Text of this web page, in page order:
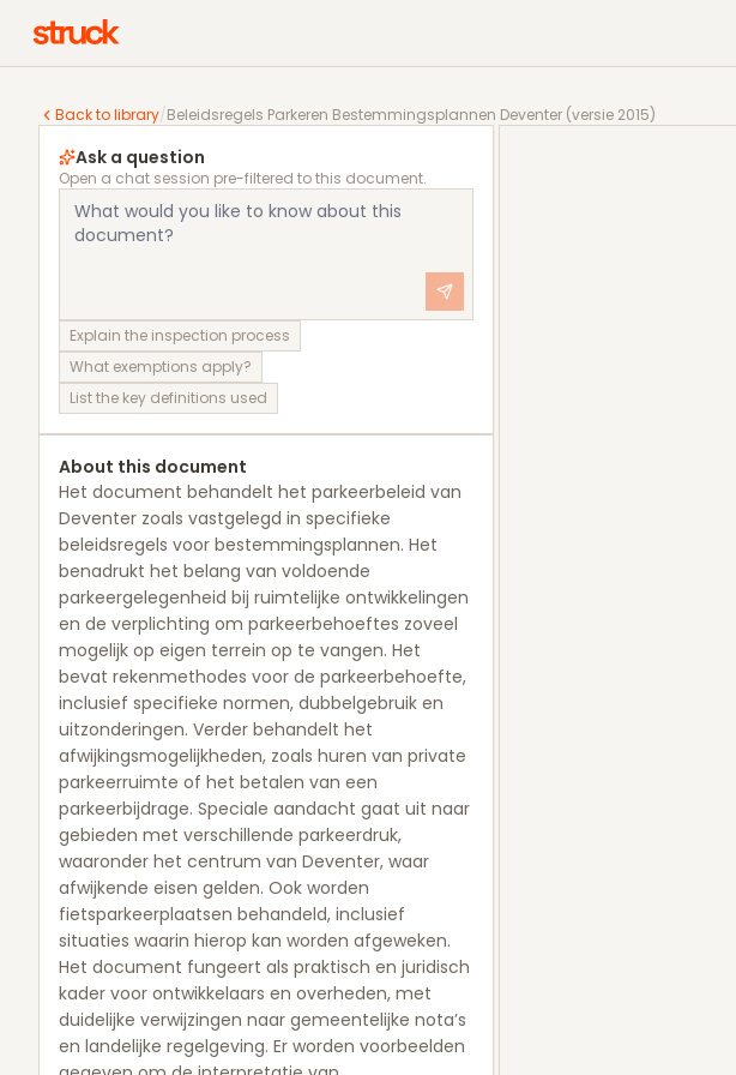
Back to library/Beleidsregels Parkeren Bestemmingsplannen Deventer (versie 2015)
Beleidsregels Parkeren Bestemmingsplannen Deventer (versie 2015)
Ask a question
Open a chat session pre-filtered to this document.
Explain the inspection process
What exemptions apply?
List the key definitions used
About this document
Het document behandelt het parkeerbeleid van
Deventer zoals vastgelegd in specifieke
beleidsregels voor bestemmingsplannen. Het
benadrukt het belang van voldoende
parkeergelegenheid bij ruimtelijke ontwikkelingen
en de verplichting om parkeerbehoeftes zoveel
mogelijk op eigen terrein op te vangen. Het
bevat rekenmethodes voor de parkeerbehoefte,
inclusief specifieke normen, dubbelgebruik en
uitzonderingen. Verder behandelt het
afwijkingsmogelijkheden, zoals huren van private
parkeerruimte of het betalen van een
parkeerbijdrage. Speciale aandacht gaat uit naar
gebieden met verschillende parkeerdruk,
waaronder het centrum van Deventer, waar
afwijkende eisen gelden. Ook worden
fietsparkeerplaatsen behandeld, inclusief
situaties waarin hierop kan worden afgeweken.
Het document fungeert als praktisch en juridisch
kader voor ontwikkelaars en overheden, met
duidelijke verwijzingen naar gemeentelijke nota’s
en landelijke regelgeving. Er worden voorbeelden